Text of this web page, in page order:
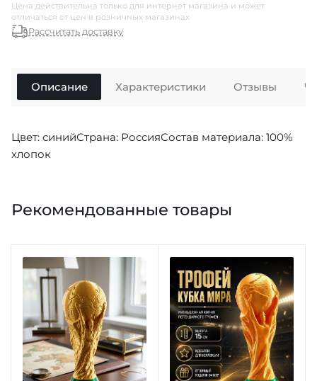
Цена действительна только для интернет магазина и может
отличаться от цен в розничных магазинах
Рассчитать доставку
Описание
Цвет: синийСтрана: РоссияСостав материала: 100%
хлопок
Характеристики Отзывы
Рекомендованные товары